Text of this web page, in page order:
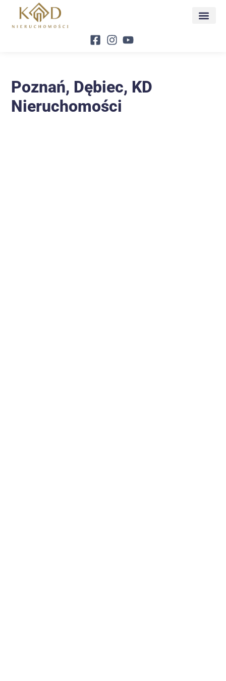
Poznań, Dębiec, KD
Nieruchomości